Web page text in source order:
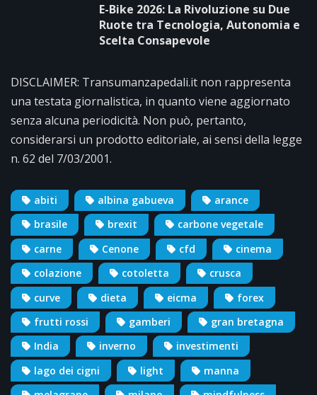
E-Bike 2026: La Rivoluzione su Due
Ruote tra Tecnologia, Autonomia e
Scelta Consapevole
DISCLAIMER: Transumanzapedali.it non rappresenta
una testata giornalistica, in quanto viene aggiornato
senza alcuna periodicità. Non può, pertanto,
considerarsi un prodotto editoriale, ai sensi della legge
n. 62 del 7/03/2001.
abiti albina gabueva
arance
brasile
brexit
carbone vegetale
carne
Cenone cfd
cinema
colazione
cotoletta
crusca
curve
dieta eicma
forex
frutti rossi
gamberi
gran bretagna
India
inverno
investimenti
lago dei cigni
light
manna